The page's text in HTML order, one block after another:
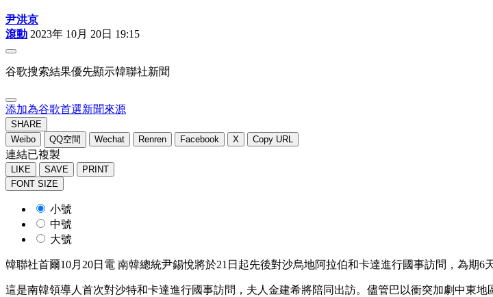
尹洪京
滾動 2023年 10月 20日 19:15
谷歌搜索結果優先顯示韓聯社新聞
添加為谷歌首選新聞來源
SHARE
Weibo
QQ空間 Wechat Renren Facebook X Copy URL
連結已複製
LIKE SAVE
PRINT
FONT SIZE
小號
中號
大號
韓聯社首爾10月20日電 南韓總統尹錫悅將於21日起先後對沙烏地阿拉伯和卡達進行國事訪問，為期6天
這是南韓領導人首次對沙特和卡達進行國事訪問，夫人金建希將陪同出訪。儘管巴以衝突加劇中東